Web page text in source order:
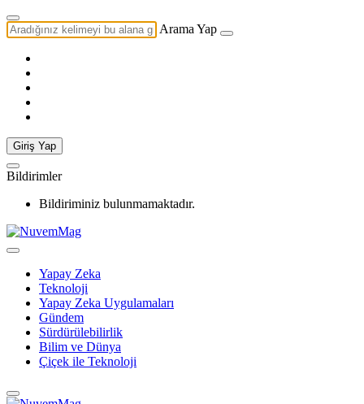
Arama Yap
Giriş Yap
Bildirimler
Bildiriminiz bulunmamaktadır.
Yapay Zeka
Teknoloji
Yapay Zeka Uygulamaları
Gündem
Sürdürülebilirlik
Bilim ve Dünya
Çiçek ile Teknoloji